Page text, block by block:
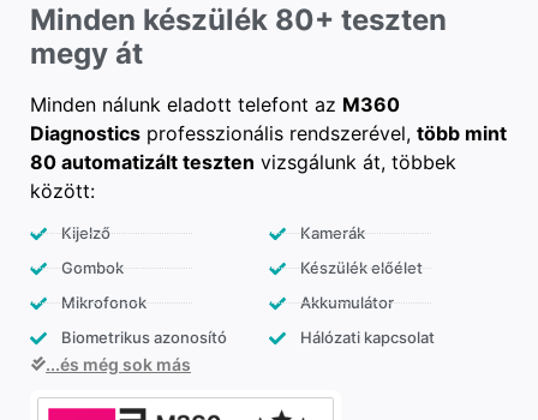
Minden készülék 80+ teszten
megy át
Minden nálunk eladott telefont az M360
Diagnostics professzionális rendszerével, több mint
80 automatizált teszten vizsgálunk át, többek
között:
Kijelző
Gombok
Mikrofonok
Biometrikus azonosító
Kamerák
Készülék előélet
Akkumulátor
Hálózati kapcsolat
...és még sok más